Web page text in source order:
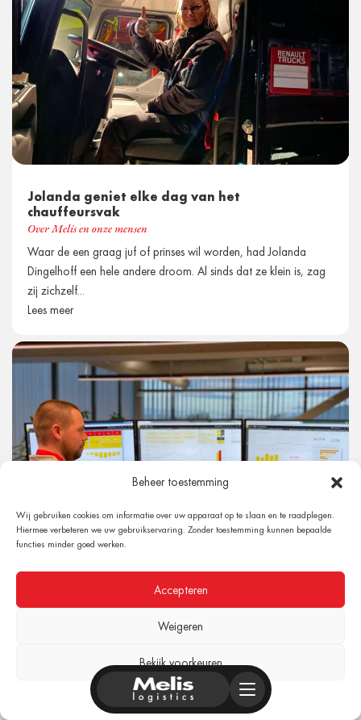
Beheer toestemming
Wij gebruiken cookies om informatie over uw apparaat op te slaan en te raadplegen.
Hiermee verbeteren we uw gebruikservaring. Zonder toestemming kunnen bepaalde
functies minder goed werken.
Accepteren
Weigeren
Bekijk voorkeuren
CookiebeleidPrivacyverklaring Impressum
Jolanda geniet elke dag van het
chauffeursvak
Over Melis en onze mensen
Waar de een graag juf of prinses wil worden, had Jolanda
Dingelhoff een hele andere droom. Al sinds dat ze klein is, zag
zij zichzelf...
Lees meer
Data-driven transport: meten is weten
Data verzamelen, analyseren en evalueren en op basis daarvan
strategische afwegingen maken in de keuzes die je maakt. Bij
Melis zijn we...